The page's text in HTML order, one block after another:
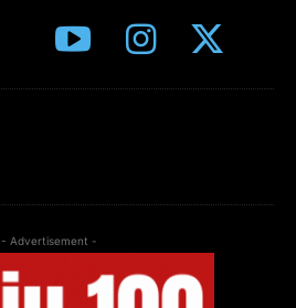
- Advertisement -